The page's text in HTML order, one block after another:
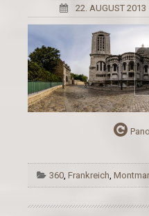
22. AUGUST 2013
360,Frankreich,